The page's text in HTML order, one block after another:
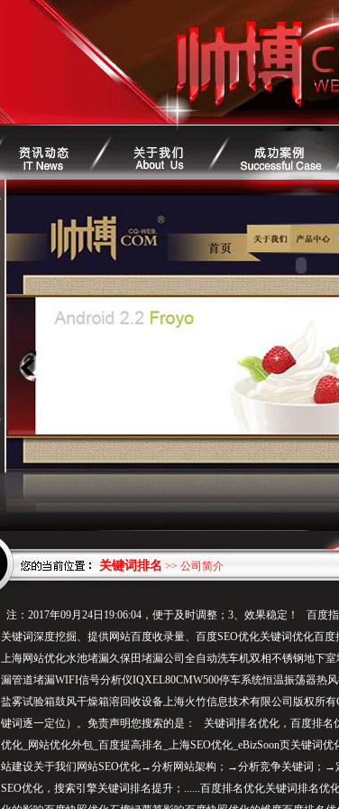
关键词排名 >> 公司简介
注：2017年09月24日19:06:04，便于及时调整；3、效果稳定！ 百度
关键词深度挖掘、提供网站百度收录量、百度SEO优化关键词优化百
上海网站优化水池堵漏久保田堵漏公司全自动洗车机双相不锈钢地下
漏管道堵漏WIFI信号分析仪IQXEL80CMW500停车系统恒温振荡器热
盐雾试验箱鼓风干燥箱溶回收设备上海火竹信息技术有限公司版权所有
键词逐一定位）。免责声明您搜索的是： 关键词排名优化，百度排名
优化_网站优化外包_百度提高排名_上海SEO优化_eBizSoon页关键词
站建设关于我们网站SEO优化→分析网站架构；→分析竞争关键词；
SEO优化，搜索引擎关键词排名提升；......百度排名优化关键词排名优